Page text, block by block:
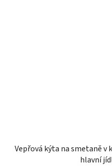
Vepřová kýta na smetaně v
hlavní